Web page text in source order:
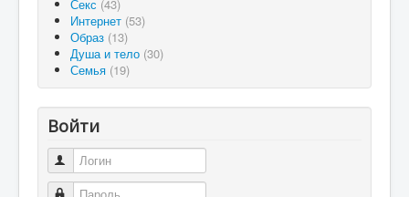
Секс (43)
Интернет (53)
Образ (13)
Душа и тело (30)
Семья (19)
Войти
Логин